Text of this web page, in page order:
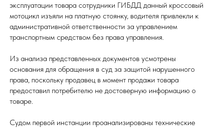
эксплуатации товара сотрудники ГИБДД данный кроссовый
мотоцикл изъяли на платную стоянку, водителя привлекли к
административной ответственности за управлением
транспортным средством без права управления.
Из анализа представленных документов усмотрены
основания для обращения в суд за защитой нарушенного
права, поскольку продавец в момент продажи товара
предоставил потребителю не достоверную информацию о
товаре.
Судом первой инстанции проанализированы технические